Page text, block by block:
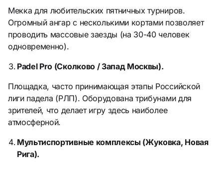
Мекка для любительских пятничных турниров.
Огромный ангар с несколькими кортами позволяет
проводить массовые заезды (на 30-40 человек
одновременно).
Padel Pro (Сколково / Запад Москвы).
Площадка, часто принимающая этапы Российской
лиги падела (РЛП). Оборудована трибунами для
зрителей, что делает игру здесь наиболее
атмосферной.
Мультиспортивные комплексы (Жуковка, Новая
Рига).